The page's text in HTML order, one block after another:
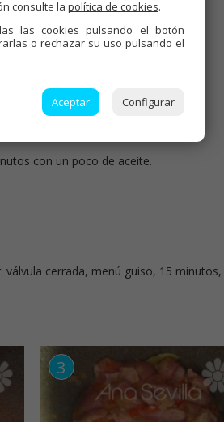
,Thermomix, Recetas para dieta
para olla GM
Tradicional
con un poco de aceite.
cerrada, menú guiso, 15 minutos,
consulte la política de cookies.
las cookies pulsando el botón
o rechazar su uso pulsando el
Aceptar Configurar